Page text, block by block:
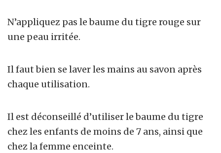
N’appliquez pas le baume du tigre rouge sur
une peau irritée.
Il faut bien se laver les mains au savon après
chaque utilisation.
Il est déconseillé d’utiliser le baume du tigre
chez les enfants de moins de 7 ans, ainsi que
chez la femme enceinte.